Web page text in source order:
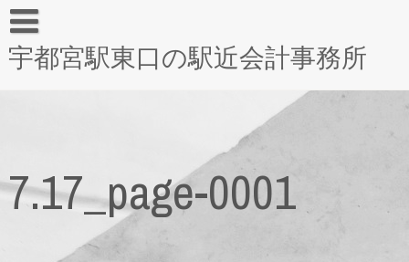
宇都宮駅東口の駅近会計事務所
7.17_page-0001